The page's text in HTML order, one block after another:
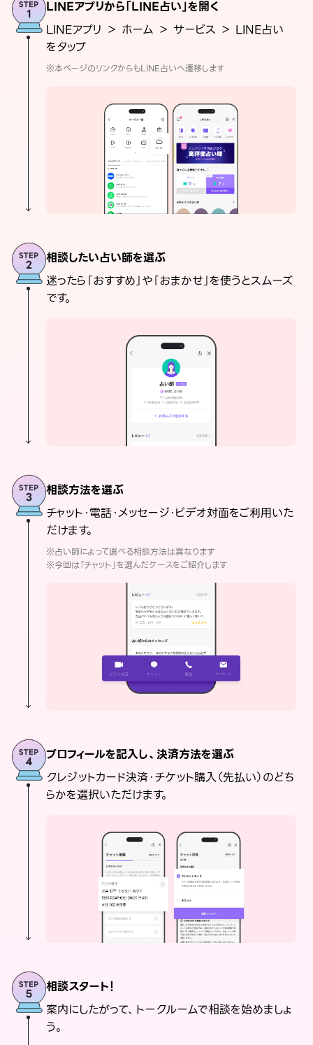
LINEアプリから「LINE占い」を開く
LINEアプリ ＞ ホーム ＞ サービス ＞ LINE占い
をタップ
※本ページのリンクからもLINE占いへ遷移します
相談したい占い師を選ぶ
迷ったら「おすすめ」や「おまかせ」を使うとスムーズ
です。
相談方法を選ぶ
チャット・電話・メッセージ・ビデオ対面をご利用いた
だけます。
※占い師によって選べる相談方法は異なります
※今回は「チャット」を選んだケースをご紹介します
プロフィールを記入し、決済方法を選ぶ
クレジットカード決済・チケット購入（先払い）のどち
らかを選択いただけます。
相談スタート！
案内にしたがって、トークルームで相談を始めましょ
う。